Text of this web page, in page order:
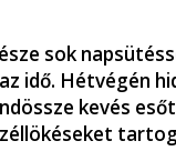
sok
idő. Hétvégén
kevés